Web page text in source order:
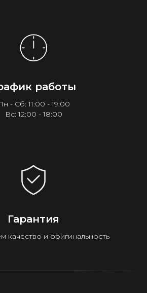
работы
- Сб: 11:00 - 19:00
Вс: 12:00 - 18:00
Гарантия
качество и оригинальность